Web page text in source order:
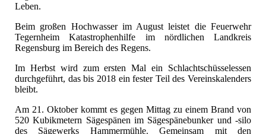
Leben.
Beim großen Hochwasser im August leistet die Feuerwehr
Tegernheim Katastrophenhilfe im nördlichen Landkreis
Regensburg im Bereich des Regens.
Im Herbst wird zum ersten Mal ein Schlachtschüsselessen
durchgeführt, das bis 2018 ein fester Teil des Vereinskalenders
bleibt.
Am 21. Oktober kommt es gegen Mittag zu einem Brand von
520 Kubikmetern Sägespänen im Sägespänebunker und -silo
des Sägewerks Hammermühle. Gemeinsam mit den